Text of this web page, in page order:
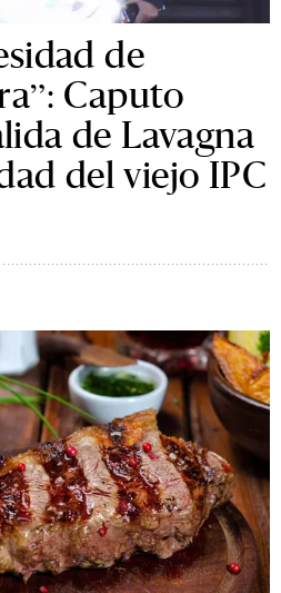
de
Caputo
de Lavagna
del viejo IPC